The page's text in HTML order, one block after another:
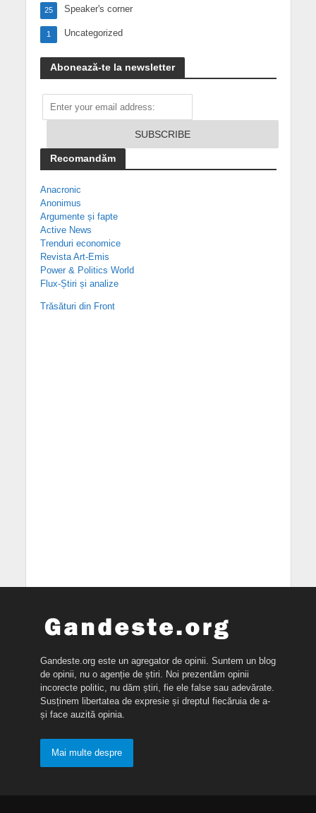
Speaker's corner
25
Uncategorized
1
Abonează-te la newsletter
Recomandăm
Anacronic
Anonimus
Argumente și fapte
Active News
Trenduri economice
Revista Art-Emis
Power & Politics World
Flux-Știri și analize
Trăsături din Front
Gandeste.org este un agregator de opinii. Suntem un blog
de opinii, nu o agenție de știri. Noi prezentăm opinii
incorecte politic, nu dăm știri, fie ele false sau adevărate.
Susținem libertatea de expresie și dreptul fiecăruia de a-
și face auzită opinia.
Mai multe despre